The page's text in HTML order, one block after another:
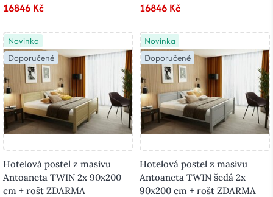
16846 Kč 16846 Kč
Novinka
Doporučené
Hotelová postel z masivu
Antoaneta TWIN 2x 90x200
cm + rošt ZDARMA
Novinka
Doporučené
Hotelová postel z masivu
Antoaneta TWIN šedá 2x
90x200 cm + rošt ZDARMA